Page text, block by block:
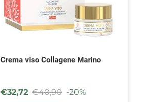
Crema viso Collagene Marino
€32,72 €40,90 -20%